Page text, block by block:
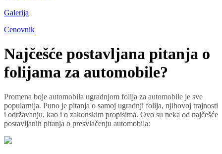
Galerija
Cenovnik
Najčešće postavljana pitanja o
folijama za automobile?
Promena boje automobila ugradnjom folija za automobile je sve
popularnija. Puno je pitanja o samoj ugradnji folija, njihovoj trajnosti
i održavanju, kao i o zakonskim propisima. Ovo su neka od najčešće
postavljanih pitanja o presvlačenju automobila: